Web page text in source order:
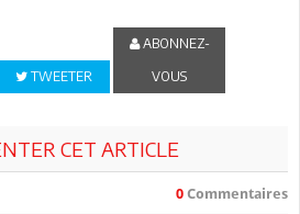
TWEETER
ABONNEZ-
VOUS
CET ARTICLE
0 Commentaires